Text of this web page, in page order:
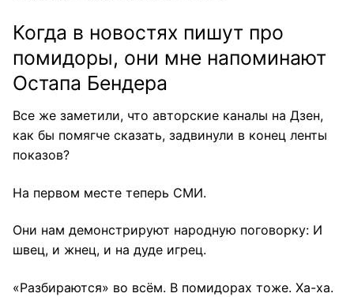
Когда в новостях пишут про
помидоры, они мне напоминают
Остапа Бендера
Все же заметили, что авторские каналы на Дзен,
как бы помягче сказать, задвинули в конец ленты
показов?
На первом месте теперь СМИ.
Они нам демонстрируют народную поговорку: И
швец, и жнец, и на дуде игрец.
«Разбираются» во всём. В помидорах тоже. Ха-ха.